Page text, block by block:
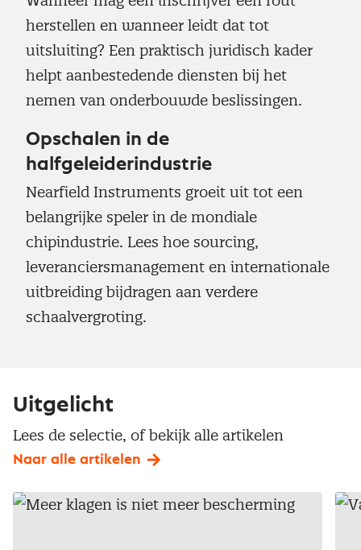
herstellen en wanneer leidt dat tot
uitsluiting? Een praktisch juridisch kader
helpt aanbestedende diensten bij het
nemen van onderbouwde beslissingen.
Opschalen in de
halfgeleiderindustrie
Nearfield Instruments groeit uit tot een
belangrijke speler in de mondiale
chipindustrie. Lees hoe sourcing,
leveranciersmanagement en internationale
uitbreiding bijdragen aan verdere
schaalvergroting.
Uitgelicht
Lees de selectie, of bekijk alle artikelen
Naar alle artikelen